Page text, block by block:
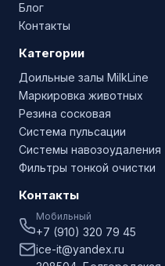
Блог
Контакты
Категории
Доильные залы MilkLine
Маркировка животных
Резина сосковая
Система пульсации
Системы навозоудаления
Фильтры тонкой очистки
Контакты
Мобильный
+7 (910) 320 79 45
ice-it@yandex.ru